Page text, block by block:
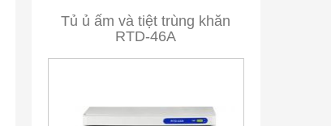
Tủ ủ ấm và tiệt trùng khăn
RTD-46A